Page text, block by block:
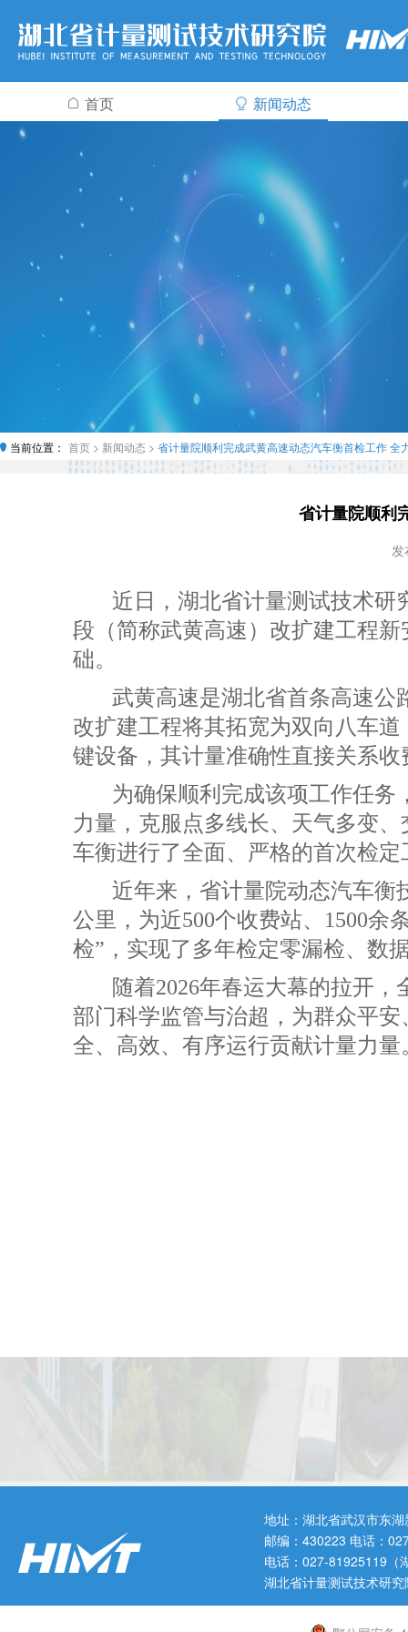
首页 新闻动态
当前位置： 首页 > 新闻动态 > 省计量院顺利完成武黄高速动态汽车衡首检工作 全
省计量院顺利
发
近日，湖北省计量测试技术研
段（简称武黄高速）改扩建工程
础。
武黄高速是湖北省首条高速公
改扩建工程将其拓宽为双向八车
键设备，其计量准确性直接关系
为确保顺利完成该项工作任
力量，克服点多线长、天气多变
车衡进行了全面、严格的首次检
近年来，省计量院动态汽车衡
公里，为近500个收费站、1500余
检”，实现了多年检定零漏检、数
随着2026年春运大幕的拉开
部门科学监管与治超，为群众平
全、高效、有序运行贡献计量力量
地址：湖北省武汉市东
邮编：430223 电话：
电话：027-81925119（
湖北省计量测试技术研